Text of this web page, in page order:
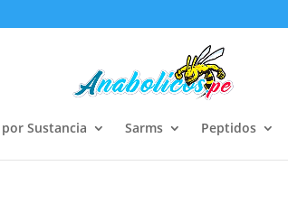
por Sustancia Sarms Peptidos